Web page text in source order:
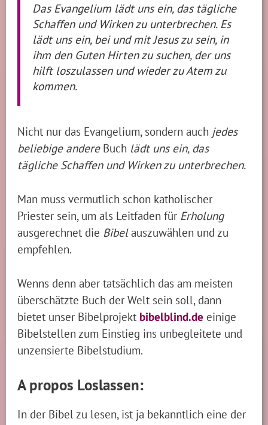
Das Evangelium lädt uns ein, das tägliche
Schaffen und Wirken zu unterbrechen. Es
lädt uns ein, bei und mit Jesus zu sein, in
ihm den Guten Hirten zu suchen, der uns
hilft loszulassen und wieder zu Atem zu
kommen.
Nicht nur das Evangelium, sondern auch jedes
beliebige andere Buch lädt uns ein, das
tägliche Schaffen und Wirken zu unterbrechen.
Man muss vermutlich schon katholischer
Priester sein, um als Leitfaden für Erholung
ausgerechnet die Bibelauszuwählen und zu
empfehlen.
Wenns denn aber tatsächlich das am meisten
überschätzte Buch der Welt sein soll, dann
bietet unser Bibelprojekt bibelblind.de einige
Bibelstellen zum Einstieg ins unbegleitete und
unzensierte Bibelstudium.
A propos Loslassen:
In der Bibel zu lesen, ist ja bekanntlich eine der